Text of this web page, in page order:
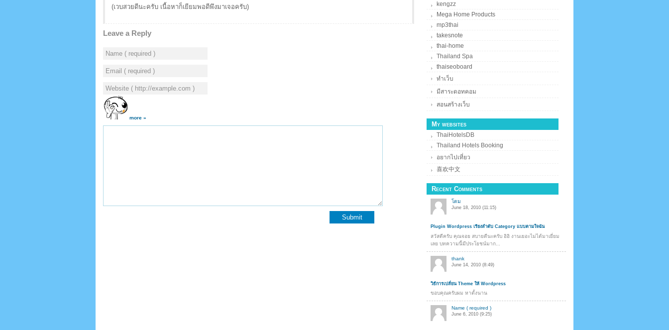
(เวบสวยดีนะครับ เนื้อหาก็เยียมพอดีพึงมาเจอครับ)
Leave a Reply
more »
kengzz
Mega Home Products
mp3thai
takesnote
thai-home
Thailand Spa
thaiseoboard
ทำเว็บ
มีสาระดอทคอม
สอนสร้างเว็บ
My websites
ThaiHotelsDB
Thailand Hotels Booking
อยากไปเที่ยว
喜欢中文
Recent Comments
โดม
June 18, 2010 (11:15)
Plugin Wordpress เรียงลำดับ Category แบบตามใจฉัน
สวัสดีครับ คุณจอย สบายดีนะครับ อิอิ งานเยอะไม่ได้มาเยี่ยม
เลย บทความนี้มีประโยชน์มาก...
thank
June 14, 2010 (8:49)
วิธีการเปลี่ยน Theme ให้ Wordpress
ขอบคุณครับผม หาตั้งนาน
Name ( required )
June 6, 2010 (9:25)